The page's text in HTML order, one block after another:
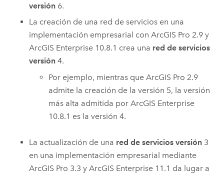
versión 6.
La creación de una red de servicios en una
implementación empresarial conArcGIS Pro 2.9 y
ArcGIS Enterprise 10.8.1 crea una red de servicios
versión 4.
Por ejemplo, mientras queArcGIS Pro 2.9
admite la creación de la versión 5, la versión
más alta admitida porArcGIS Enterprise
10.8.1 es la versión 4.
La actualización de una red de servicios versión 3
en una implementación empresarial mediante
ArcGIS Pro 3.3 yArcGIS Enterprise 11.1 da lugar a